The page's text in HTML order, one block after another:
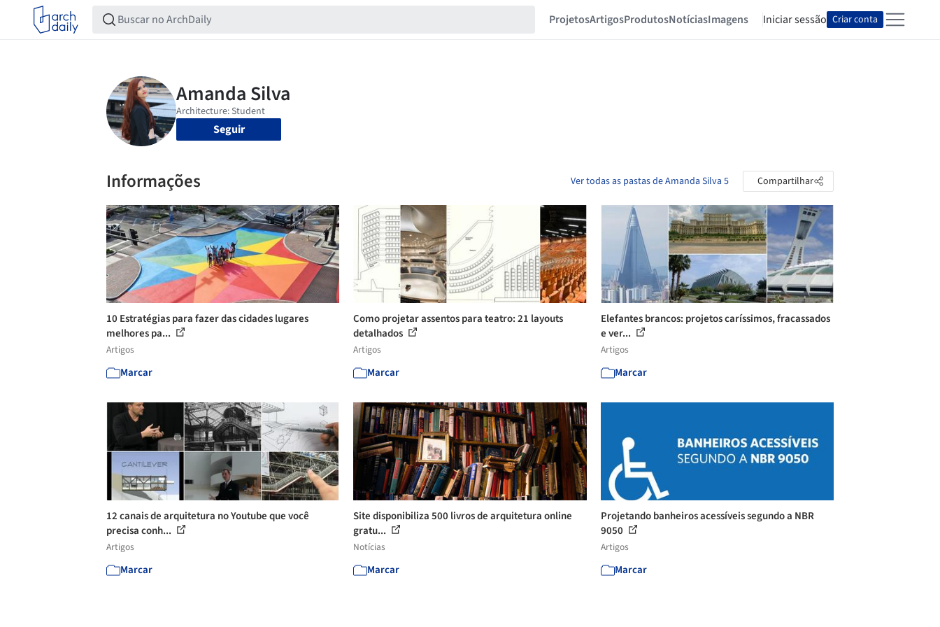
ProjetosArtigosProdutosNotíciasImagens Iniciar sessão Criar conta
Seguir
Informações Ver todas as pastas de Amanda Silva 5 Compartilhar
10 Estratégias para fazer das cidades lugares
melhores pa...
Artigos
Marcar
Como projetar assentos para teatro: 21 layouts
detalhados
Artigos
Marcar
Elefantes brancos: projetos caríssimos, fracassados
e ver...
Artigos
Marcar
12 canais de arquitetura no Youtube que você
precisa conh...
Artigos
Marcar
Site disponibiliza 500 livros de arquitetura online
gratu...
Notícias
Marcar
Projetando banheiros acessíveis segundo a NBR
9050
Artigos
Marcar